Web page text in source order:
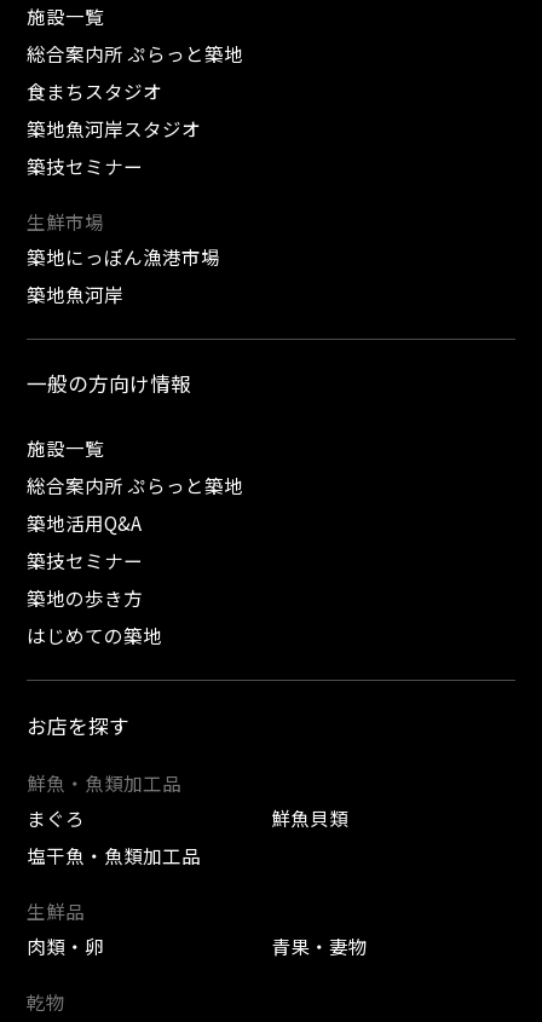
施設一覧
総合案内所 ぷらっと築地
食まちスタジオ
築地魚河岸スタジオ
築技セミナー
生鮮市場
築地にっぽん漁港市場
築地魚河岸
一般の方向け情報
施設一覧
総合案内所 ぷらっと築地
築地活用Q&A
築技セミナー
築地の歩き方
はじめての築地
お店を探す
鮮魚・魚類加工品
まぐろ
鮮魚貝類
塩干魚・魚類加工品
生鮮品
肉類・卵
青果・妻物
乾物